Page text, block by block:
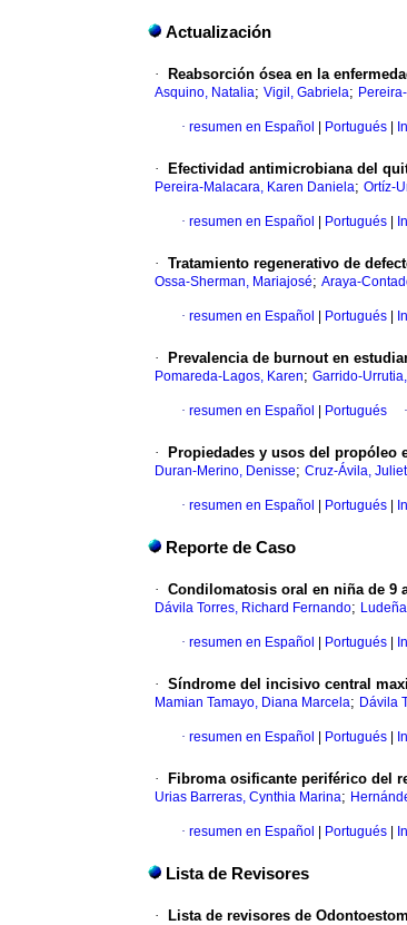
Actualización
· Reabsorción ósea en la
Asquino, Natalia; Vigil, Gabriela;
· resumen en Español Portugués
· Efectividad antimicrobiana del
Pereira-Malacara, Karen Daniela; Ortíz-
· resumen en Español Portugués
· Tratamiento regenerativo de
Ossa-Sherman, Mariajosé; Araya-
· resumen en Español Portugués
· Prevalencia de burnout en
Pomareda-Lagos, Karen; Garrido-
· resumen en Español Portugués ·
· Propiedades y usos del propóleo
Duran-Merino, Denisse; Cruz-Ávila,
· resumen en Español Portugués
Reporte de Caso
· Condilomatosis oral en niña de 9
Dávila Torres, Richard Fernando;
· resumen en Español Portugués
· Síndrome del incisivo central
Mamian Tamayo, Diana Marcela; Dávila
· resumen en Español Portugués
· Fibroma osificante periférico del
Urias Barreras, Cynthia Marina;
· resumen en Español Portugués
Lista de Revisores
· Lista de revisores de